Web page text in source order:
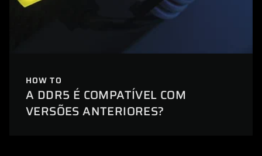
HOW TO
A DDR5 É COMPATÍVEL COM
VERSÕES ANTERIORES?